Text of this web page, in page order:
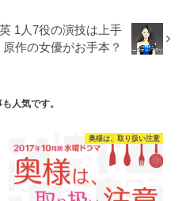
1人7役の演技は上手
原作の女優がお手本？
人気です。
奥様は、取り扱い注意